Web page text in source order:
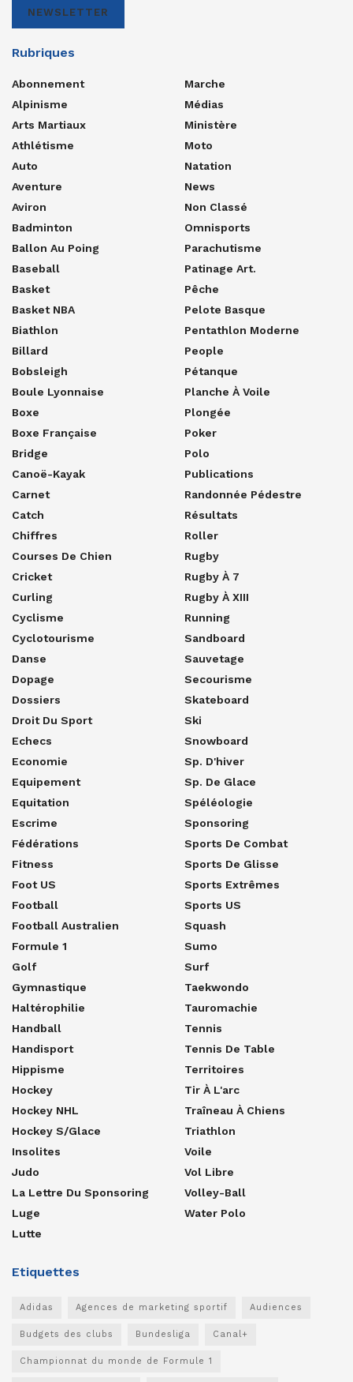
NEWSLETTER
Rubriques
Abonnement
Alpinisme
Arts Martiaux
Athlétisme
Auto
Aventure
Aviron
Badminton
Ballon Au Poing
Baseball
Basket
Basket NBA
Biathlon
Billard
Bobsleigh
Boule Lyonnaise
Boxe
Boxe Française
Bridge
Canoë-Kayak
Carnet
Catch
Chiffres
Courses De Chien
Cricket
Curling
Cyclisme
Cyclotourisme
Danse
Dopage
Dossiers
Droit Du Sport
Echecs
Economie
Equipement
Equitation
Escrime
Fédérations
Fitness
Foot US
Football
Football Australien
Formule 1
Golf
Gymnastique
Haltérophilie
Handball
Handisport
Hippisme
Hockey
Hockey NHL
Hockey S/glace
Insolites
Judo
La Lettre Du Sponsoring
Luge
Lutte
Marche
Médias
Ministère
Moto
Natation
News
Non Classé
Omnisports
Parachutisme
Patinage Art.
Pêche
Pelote Basque
Pentathlon Moderne
People
Pétanque
Planche À Voile
Plongée
Poker
Polo
Publications
Randonnée Pédestre
Résultats
Roller
Rugby
Rugby À 7
Rugby À XIII
Running
Sandboard
Sauvetage
Secourisme
Skateboard
Ski
Snowboard
Sp. D'hiver
Sp. De Glace
Spéléologie
Sponsoring
Sports De Combat
Sports De Glisse
Sports Extrêmes
Sports US
Squash
Sumo
Surf
Taekwondo
Tauromachie
Tennis
Tennis De Table
Territoires
Tir À L'arc
Traîneau À Chiens
Triathlon
Voile
Vol Libre
Volley-Ball
Water Polo
Etiquettes
Adidas Agences de marketing sportif Audiences
Budgets des clubs Bundesliga Canal+
Championnat du monde de Formule 1